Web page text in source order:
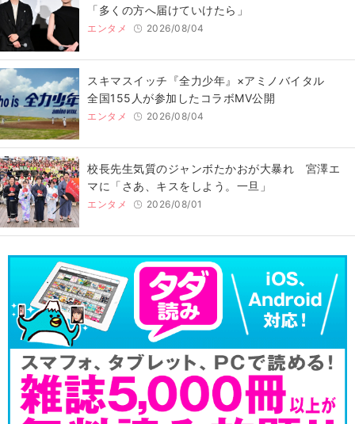
「多くの方へ届けていけたら」
エンタメ 2026/08/04
スキマスイッチ『全力少年』×アミノバイタル
全国155人が参加したコラボMV公開
エンタメ 2026/08/04
校長先生気質のジャンボたかおが大暴れ 宮澤エ
マに「さあ、キスをしよう。一旦」
エンタメ 2026/08/01